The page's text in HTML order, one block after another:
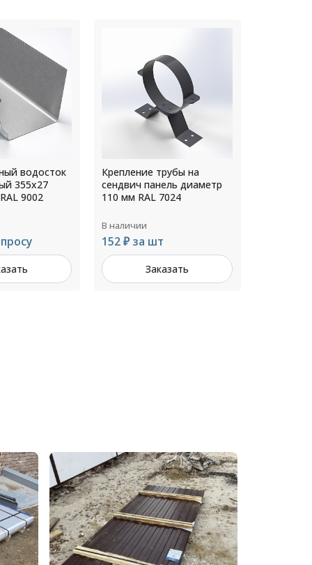
на
диаметр
Крепление трубы на
сендвич панель диаметр
130 мм RAL 5005
В наличии
176 ₽ за шт
Заказать